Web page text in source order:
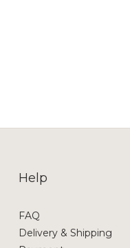
Help
FAQ
Delivery & Shipping